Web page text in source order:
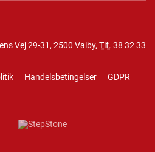
Vej 29-31, 2500 Valby, Tlf. 38 32 33
Handelsbetingelser
GDPR